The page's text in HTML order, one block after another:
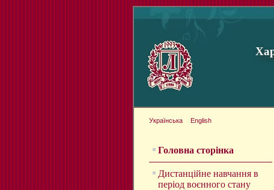
Українська English
Головна сторінка
Дистанційне навчання в
період воєнного стану